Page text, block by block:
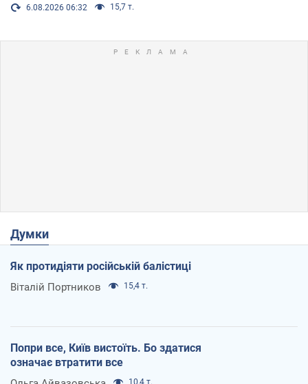
6.08.2026 06:32 15,7 т.
Думки
Як протидіяти російській балістиці
Віталій Портников 15,4 т.
Попри все, Київ вистоїть. Бо здатися
означає втратити все